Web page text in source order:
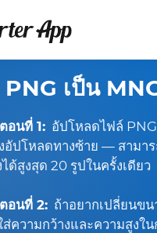
PNG เป็น
อนที่ 1: อัปโหลดไฟล์
อัปโหลดทางซ้าย — สามา
ได้สูงสุด 20 รูปในครั้งเดียว
อนที่ 2: ถ้าอยากเปลี่ยนข
ส่ความกว้างและความสูงใน